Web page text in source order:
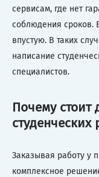
сервисам, где нет
соблюдения сроков.
впустую. В таких
написание
специалистов.
Почему стоит
Заказывая работу у
комплексное